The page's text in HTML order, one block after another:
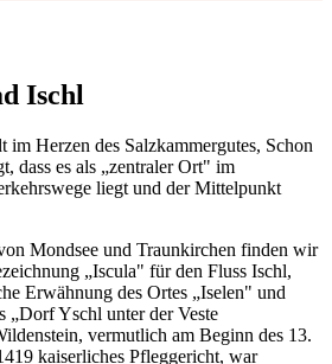
Ischl
im Herzen des Salzkammergutes, Schon
dass es als „zentraler Ort" im
liegt und der Mittelpunkt
Mondsee und Traunkirchen finden wir
„Iscula" für den Fluss Ischl,
Erwähnung des Ortes „Iselen" und
„Dorf Yschl unter der Veste
vermutlich am Beginn des 13.
kaiserliches Pfleggericht, war